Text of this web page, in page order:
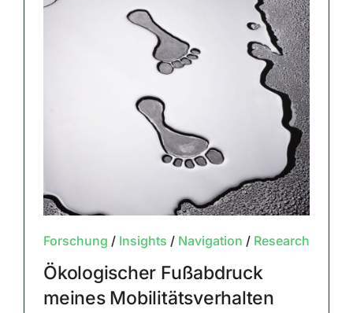
Forschung / Insights / Navigation / Research
Ökologischer Fußabdruck
meines Mobilitätsverhalten